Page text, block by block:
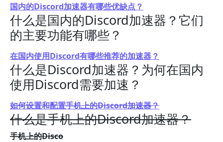
国内的Discord加速器有哪些优缺点？
什么是国内的Discord加速器？它们
的主要功能有哪些？
在国内使用Discord有哪些推荐的加速器？
什么是Discord加速器？为何在国内
使用Discord需要加速？
如何设置和配置手机上的Discord加速器？
什么是手机上的Discord加速器？
手机上的Disco